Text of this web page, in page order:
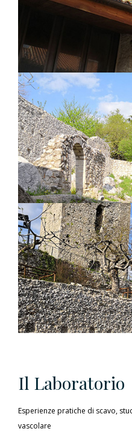
Il Laboratorio
Esperienze pratiche di scavo,
vascolare